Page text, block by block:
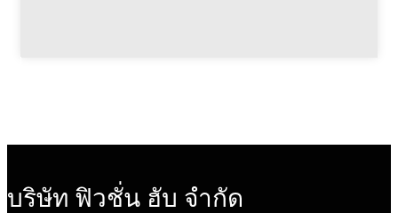
บริษัท ฟิวชั่น ฮับ จำกัด